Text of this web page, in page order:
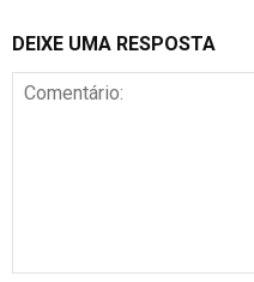
DEIXE UMA RESPOSTA